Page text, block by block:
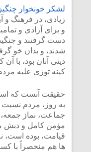
لشکر خونخوار چنگیز
زیادی، در فرهنگ و
و برای آزادی و
دست گرفتند و
شدند، و بدان خو
دینی آنان بود، با
کینه توزی علیه
حقیقت آنست که
به روز، مردم نسبت
جماعت، نماز
مؤمن کامل و دبش
قیامت، بوده است،
ها هم منحصراً با